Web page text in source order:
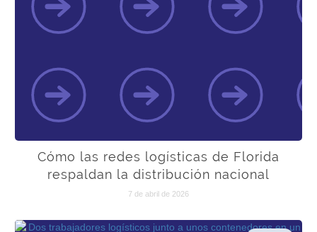
Cómo las redes logísticas de Florida
respaldan la distribución nacional
7 de abril de 2026